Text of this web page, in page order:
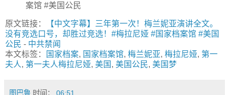
案馆 #美国公民
原文链接：
【中文字幕】三年第一次！梅兰妮亚演讲全文。
没有竞选口号，却胜过竞选！#梅拉尼娅 #国家档案馆 #美国
公民 - 中共禁闻
本文标签：
国家档案, 国家档案馆, 梅兰妮亚, 梅拉尼娅, 第一
夫人, 第一夫人梅拉尼娅, 美国 , 美国公民, 美国梦
图巴鲁 时间： 06:51